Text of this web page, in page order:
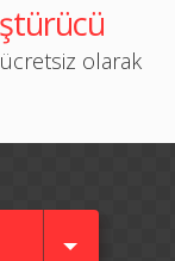
ücretsiz olarak